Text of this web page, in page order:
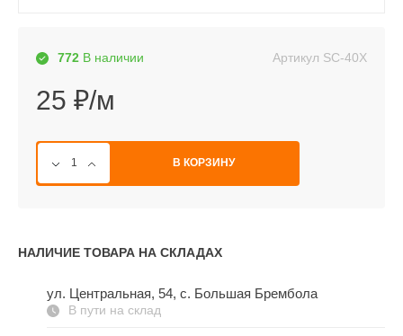
772 В наличии Артикул SC-40X
25 ₽/м
В КОРЗИНУ
НАЛИЧИЕ ТОВАРА НА СКЛАДАХ
ул. Центральная, 54, c. Большая Брембола
В пути на склад